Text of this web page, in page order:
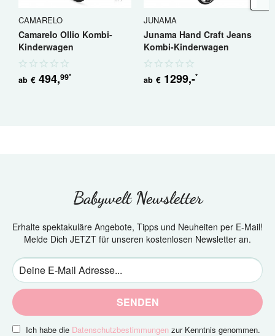
CAMARELO
Camarelo Ollio Kombi-
Kinderwagen
ab € 494,99*
JUNAMA
Junama Hand Craft Jeans
Kombi-Kinderwagen
ab € 1299,-*
Babywelt Newsletter
Erhalte spektakuläre Angebote, Tipps und Neuheiten per E-Mail!
Melde Dich JETZT für unseren kostenlosen Newsletter an.
SENDEN
Ich habe die Datenschutzbestimmungen zur Kenntnis genommen.